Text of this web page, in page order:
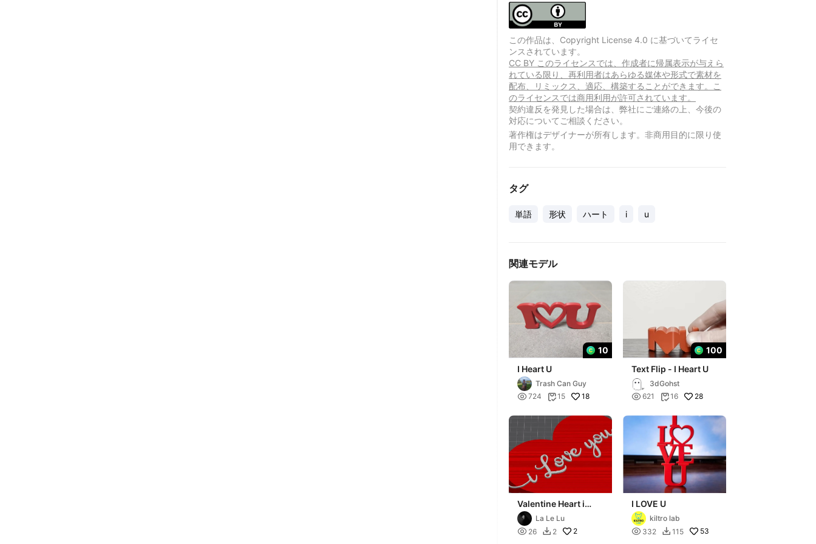
この作品は、Copyright License 4.0 に基づいてライセ
ンスされています。
CC BY このライセンスでは、作成者に帰属表示が与えら
れている限り、再利用者はあらゆる媒体や形式で素材を
配布、リミックス、適応、構築することができます。こ
のライセンスでは商用利用が許可されています。
契約違反を発見した場合は、弊社にご連絡の上、今後の
対応についてご相談ください。
著作権はデザイナーが所有します。非商用目的に限り使
用できます。
タグ
単語 形状 ハート i u
関連モデル
10
I Heart U
Trash Can Guy
 724 15 18
100
Text Flip - I Heart U
3dGohst
 621 16 28
Valentine Heart i
Love YouLa Le Lu
 26  2 2
I LOVE U
kiltro lab
 332  115 53